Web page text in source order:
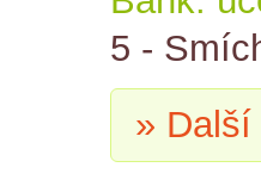
5 -
»